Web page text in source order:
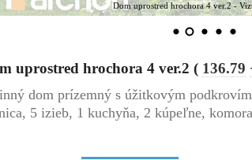
Dom uprostred hrochora 4 ver.2 -
uprostred hrochora 4 ver.2 ( 136.79
dom prízemný s úžitkovým podkrovím
5 izieb, 1 kuchyňa, 2 kúpeľne,